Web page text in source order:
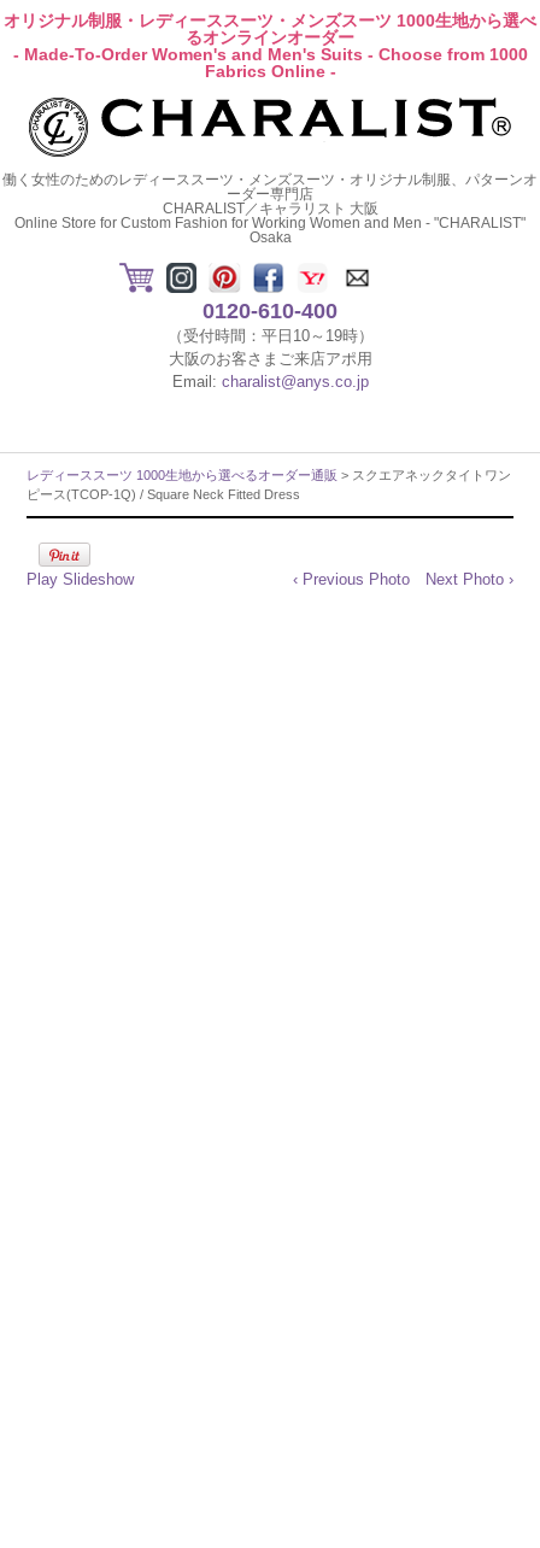
オリジナル制服・レディーススーツ・メンズスーツ 1000生地から選べ
るオンラインオーダー
- Made-To-Order Women's and Men's Suits - Choose from 1000
Fabrics Online -
働く女性のためのレディーススーツ・メンズスーツ・オリジナル制服、パターンオ
ーダー専門店
CHARALIST／キャラリスト 大阪
Online Store for Custom Fashion for Working Women and Men - "CHARALIST"
Osaka
0120-610-400
（受付時間：平日10～19時）
大阪のお客さまご来店アポ用
Email: charalist@anys.co.jp
レディーススーツ 1000生地から選べるオーダー通販 > スクエアネックタイトワン
ピース(TCOP-1Q) / Square Neck Fitted Dress
Play Slideshow ‹ Previous Photo Next Photo ›